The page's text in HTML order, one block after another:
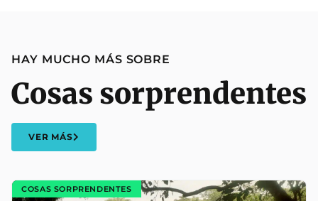
HAY MUCHO MÁS SOBRE
Cosas sorprendentes
VER MÁS
COSAS SORPRENDENTES